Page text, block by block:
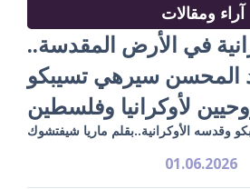
آراء ومقالات
في الأرض المقدسة..
سيرهي تسيبكو
لأوكرانيا وفلسطين
وقدسه الأوكرانية..بقلم ماريا شيفتشوك
01.06.2026